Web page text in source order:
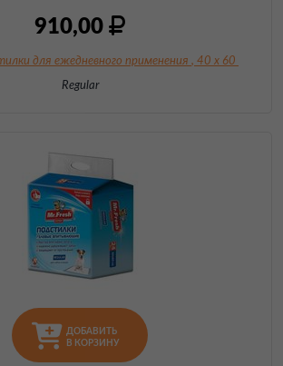
910,00
для ежедневного применения , 40 х 60
Regular
ДОБАВИТЬ
В КОРЗИНУ